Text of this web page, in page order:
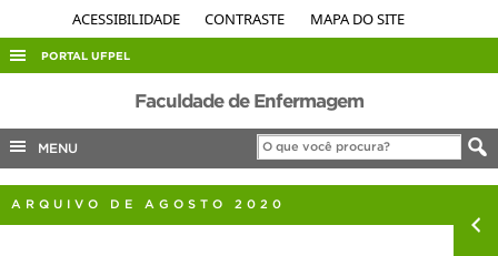
ACESSIBILIDADE CONTRASTE MAPA DO SITE
PORTAL UFPEL
ACESSO À INFORMAÇÃO
AUDITORIA
COBALTO
CONCURSOS
Faculdade de Enfermagem
MENU
ARQUIVO DE AGOSTO 2020